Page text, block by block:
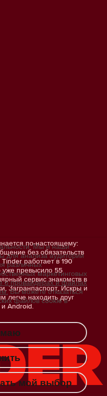
по-настоящему:
без обязательств
Tinder работает в 190
уже превысило 55
сервис знакомств в
Загранпаспорт, Искры и
легче находить друг
Android.
Мы и наши
для анализа аудитории
различных
маркетинговых
о провайдерах и файлах
Вы можете отказаться
файлов cookie в
мой выбор